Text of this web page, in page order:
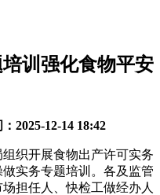
训强化食物平安
2025-12-14 18:42
织开展食物出产许可实务
实务专题培训。各及监管
担任人、快检工做经办人